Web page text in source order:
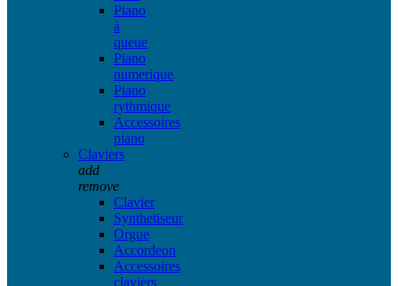
Piano
à
queue
Piano
numerique
Piano
rythmique
Accessoires
piano
Claviers
add
remove
Clavier
Synthetiseur
Orgue
Accordeon
Accessoires
claviers